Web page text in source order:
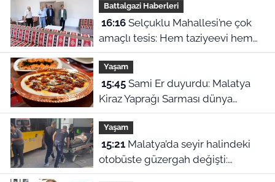
Battalgazi Haberleri
16:16Selçuklu Mahallesi’ne çok
amaçlı tesis: Hem taziyeevi hem
kültür merkezi
Yaşam
15:45Sami Er duyurdu: Malatya
Kiraz Yaprağı Sarması dünya
birincisi oldu
Yaşam
15:21Malatya’da seyir halindeki
otobüste güzergah değişti:
Fenalaşan yolcu acile yetiştirildi